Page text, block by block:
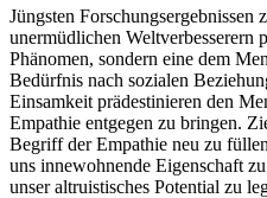
Jüngsten
unermüdlichen Weltverbesserern
Phänomen, sondern eine dem
Bedürfnis nach sozialen
Einsamkeit prädestinieren den
Empathie entgegen zu bringen.
Begriff der Empathie neu zu
uns innewohnende Eigenschaft
unser altruistisches Potential zu